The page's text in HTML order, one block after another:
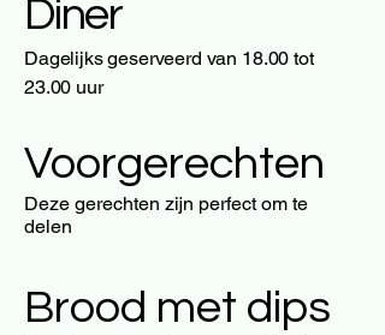
Diner
Dagelijks geserveerd van 18.00 tot
23.00 uur
Voorgerechten
Deze gerechten zijn perfect om te
delen
Brood met dips